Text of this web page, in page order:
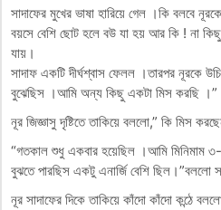
সাদাফের মুখের ভাষা হারিয়ে গেল ।কি বলবে
বয়সে বেশি ছোট হলে বউ যা হয় আর কি ! না কিছু
যায়।
সাদাফ একটি দীর্ঘশ্বাস ফেলল ।তারপর নূরকে
বুঝেছিস ।আমি অন্য কিছু একটা মিস করছি ।”
নূর জিজ্ঞাসু দৃষ্টিতে তাকিয়ে বললো,” কি মিস
“গতকাল শুধু একবার হয়েছিল ।আমি মিনিমাম ৩-
বুঝতে পারছিস একটু এনার্জি বেশি ছিল।”বললো
নূর সাদাফের দিকে তাকিয়ে কাঁদো কাঁদো কন্ঠে